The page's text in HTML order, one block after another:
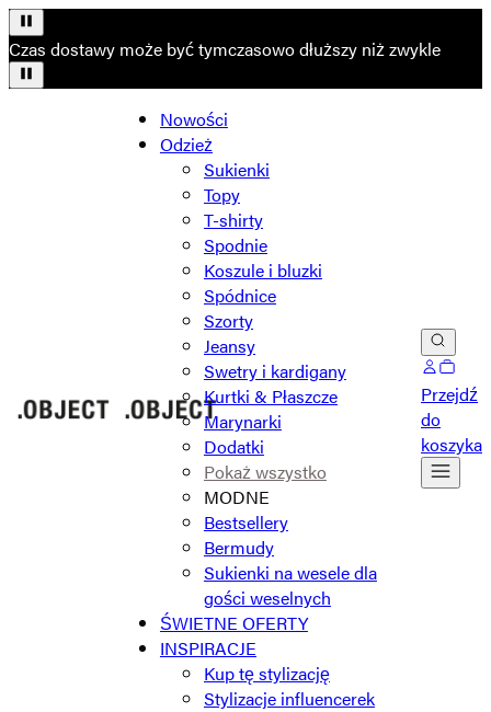
Czas dostawy może być tymczasowo dłuższy niż zwykle
Nowości
Odzież
Sukienki
Topy
T-shirty
Spodnie
Koszule i bluzki
Spódnice
Szorty
Jeansy
Swetry i kardigany
Kurtki & Płaszcze
Marynarki
Dodatki
Pokaż wszystko
MODNE
Bestsellery
Bermudy
Sukienki na wesele dla
gości weselnych
ŚWIETNE OFERTY
INSPIRACJE
Kup tę stylizację
Stylizacje influencerek
Przejdź
do
koszyka